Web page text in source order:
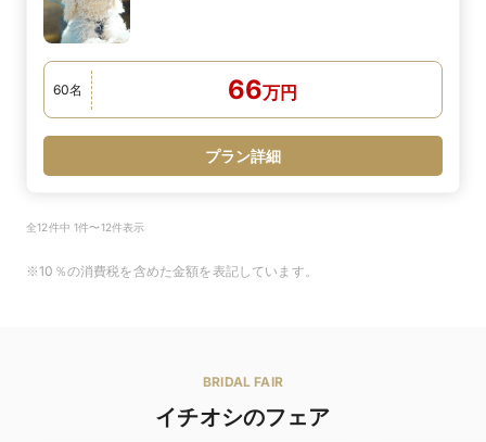
60名 66万円
プラン詳細
全12件中 1件〜12件表示
※10％の消費税を含めた金額を表記しています。
BRIDAL FAIR
イチオシのフェア